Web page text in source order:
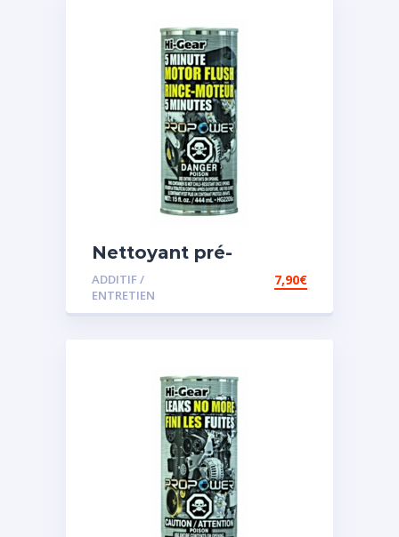
Nettoyant pré-
vidange
ADDITIF /
ENTRETIEN
7,90€